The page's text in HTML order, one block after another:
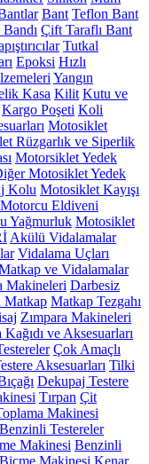
Bant Teflon Bant
Çift Taraflı Bant
Tutkal
Epoksi Hızlı
Yangın
Kasa Kilit Kutu ve
Kargo Poşeti Koli
Motosiklet
Rüzgarlık ve Siperlik
Motorsiklet Yedek
Motosiklet Yedek
Kolu Motosiklet Kayışı
Motorcu Eldiveni
Yağmurluk Motosiklet
Akülü Vidalamalar
Vidalama Uçları
ve Vidalamalar
Makineleri Darbesiz
Matkap Matkap Tezgahı
Zımpara Makineleri
Kağıdı ve Aksesuarları
Çok Amaçlı
Aksesuarları Tilki
Dekupaj Testere
Tırpan Çit
Makinesi
Benzinli Testereler
Makinesi Benzinli
Makinesi Kenar